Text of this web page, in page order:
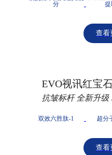
分
提
查看
EVO视讯红宝
抗皱标杆 全新升
双效六胜肽-1 超分
查看